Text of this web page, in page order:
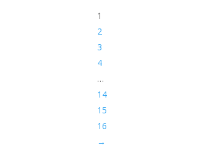
1
2
3
4
…
14
15
16
→